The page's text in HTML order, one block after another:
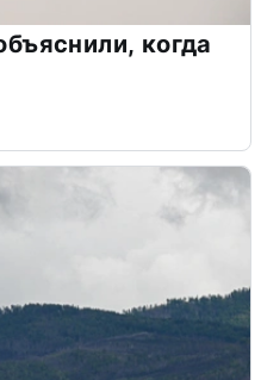
когда